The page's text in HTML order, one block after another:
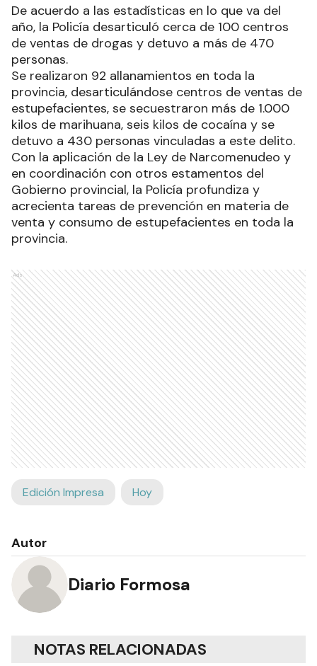
De acuerdo a las estadísticas en lo que va del
año, la Policía desarticuló cerca de 100 centros
de ventas de drogas y detuvo a más de 470
personas.
Se realizaron 92 allanamientos en toda la
provincia, desarticulándose centros de ventas de
estupefacientes, se secuestraron más de 1.000
kilos de marihuana, seis kilos de cocaína y se
detuvo a 430 personas vinculadas a este delito.
Con la aplicación de la Ley de Narcomenudeo y
en coordinación con otros estamentos del
Gobierno provincial, la Policía profundiza y
acrecienta tareas de prevención en materia de
venta y consumo de estupefacientes en toda la
provincia.
Ads
Edición Impresa Hoy
Autor
Diario Formosa
NOTAS RELACIONADAS